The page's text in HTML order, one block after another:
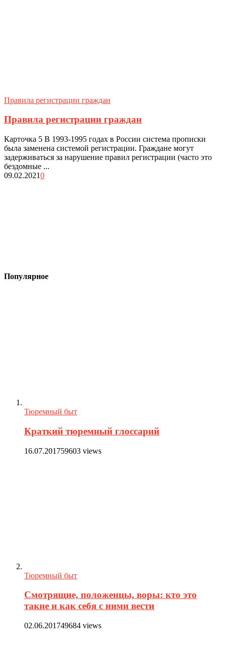
Правила регистрации граждан
Правила регистрации граждан
Карточка 5 В 1993-1995 годах в России система прописки
была заменена системой регистрации. Граждане могут
задерживаться за нарушение правил регистрации (часто это
бездомные ...
09.02.20210
Популярное
Тюремный быт
Краткий тюремный глоссарий
16.07.201759603 views
Тюремный быт
Смотрящие, положенцы, воры: кто это
такие и как себя с ними вести
02.06.201749684 views